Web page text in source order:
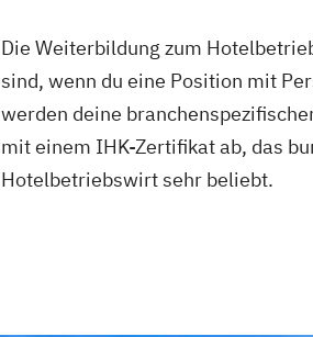
Die Weiterbildung zum
sind, wenn du eine Position mit
werden deine
mit einem IHK-Zertifikat ab, das
Hotelbetriebswirt sehr beliebt.